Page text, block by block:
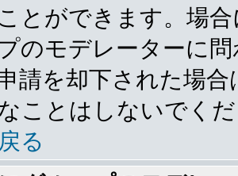
とができます。場
のモデレーターに
請を却下された場
ことはしないでく
る